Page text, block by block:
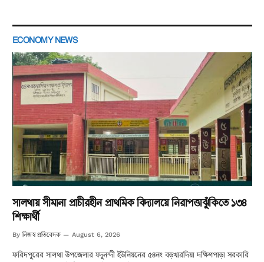
ECONOMY NEWS
সালথায় সীমানা প্রাচীরহীন প্রাথমিক বিদ্যালয়ে নিরাপত্তাঝুঁকিতে ১৩৪
শিক্ষার্থী
By নিজস্ব প্রতিবেদক August 6, 2026
ফরিদপুরের সালথা উপজেলার যদুনন্দী ইউনিয়নের ৫৪নং বড়খারদিয়া দক্ষিণপাড়া সরকারি